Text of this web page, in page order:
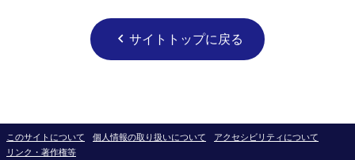
chevron_left サイトトップに戻る
このサイトについて 個人情報の取り扱いについて
アクセシビリティについて
リンク・著作権等